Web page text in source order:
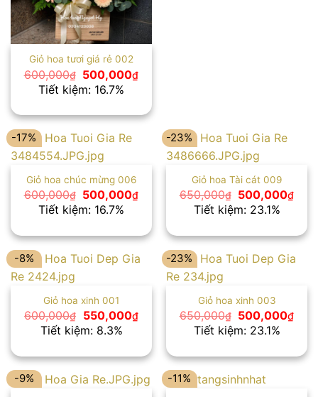
Giỏ hoa tươi giá rẻ 002
600,000₫
Giá
gốc
là:
500,000₫Giá
là:
500,000₫.
Tiết kiệm: 16.7%
-17%
Giỏ hoa chúc mừng 006
600,000₫
Giá
gốc
là:
500,000₫Giá
là:
500,000₫.
Tiết kiệm: 16.7%
-23%
Giỏ hoa Tài cát 009
650,000₫
Giá
gốc
là:
500,000₫Giá
là:
Tiết kiệm: 23.1%
-8%
Giỏ hoa xinh 001
600,000₫
Giá
gốc
là:
550,000₫Giá
hiện
550,000₫.
Tiết kiệm: 8.3%
-23%
Giỏ hoa xinh 003
650,000₫
Giá
gốc
là:
500,000₫Giá
Tiết kiệm: 23.1%
-9% -11%